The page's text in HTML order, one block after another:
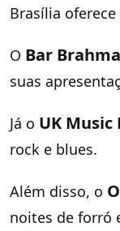
Brasília
O Bar Brahma
suas
Já o UK Music
rock e blues.
Além disso, o
noites de forró